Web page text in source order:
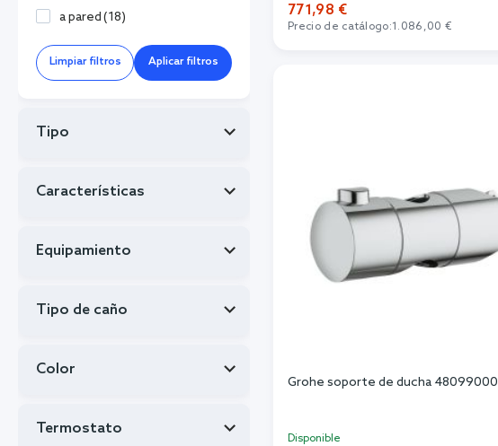
771,98 €
Precio de catálogo:1.086,00 €
Grohe soporte de ducha 48099000
Disponible
a pared(18)
Limpiar filtros Aplicar filtros
Tipo
Características
Equipamiento
Tipo de caño
Color
Termostato